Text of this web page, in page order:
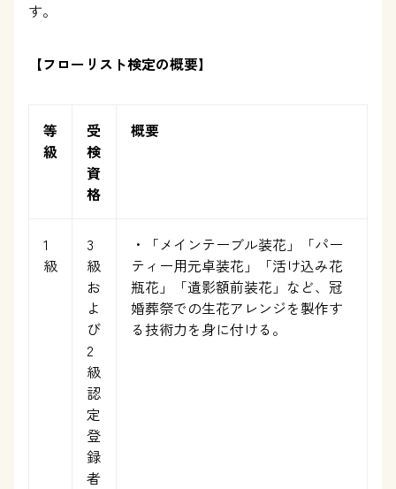
す。
【フローリスト検定の概要】
等
級
受
検
資
格
概要
1
級
3
級
お
よ
び
2
級
認
定
登
録
者
・「メインテーブル装花」「パー
ティー用元卓装花」「活け込み花
瓶花」「遺影額前装花」など、冠
婚葬祭での生花アレンジを製作す
る技術力を身に付ける。